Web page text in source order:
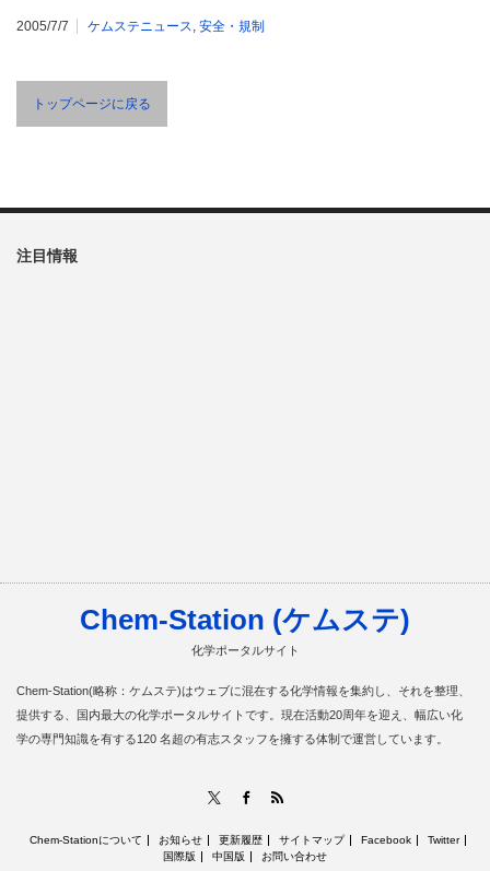
2005/7/7 ケムステニュース, 安全・規制
トップページに戻る
注目情報
Chem-Station (ケムステ)
化学ポータルサイト
Chem-Station(略称：ケムステ)はウェブに混在する化学情報を集約し、それを整理、
提供する、国内最大の化学ポータルサイトです。現在活動20周年を迎え、幅広い化
学の専門知識を有する120 名超の有志スタッフを擁する体制で運営しています。
Facebook
Chem-Stationについて お知らせ 更新履歴 サイトマップ Facebook
Twitter
国際版
中国版 お問い合わせ